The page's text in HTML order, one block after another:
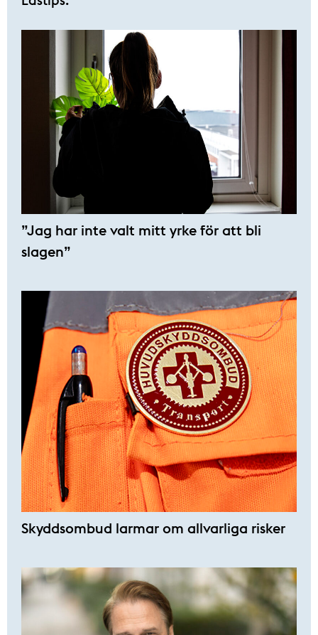
”Jag har inte valt mitt yrke för att bli
slagen”
Skyddsombud larmar om allvarliga risker